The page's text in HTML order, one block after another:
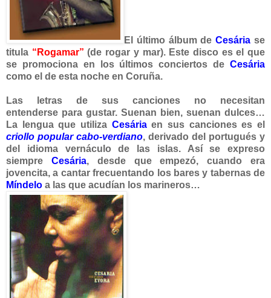
El último álbum deCesária se
titula “Rogamar” (de rogar y mar). Este disco es el que
se promociona en los últimos conciertos de Cesária
como el de esta noche en Coruña.
Las letras de sus canciones no necesitan
entenderse para gustar. Suenan bien, suenan dulces…
La lengua que utiliza Cesáriaen sus canciones es el
criollo popular cabo-verdiano, derivado del portugués y
del idioma vernáculo de las islas. Así se expreso
siempre Cesária, desde que empezó, cuando era
jovencita, a cantar frecuentando los bares y tabernas de
Míndelo a las que acudían los marineros…